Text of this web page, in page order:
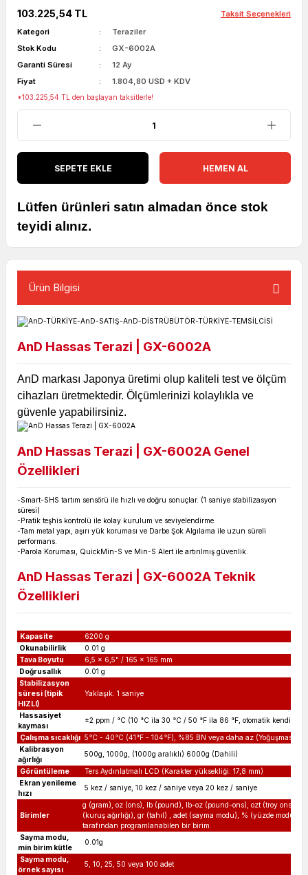
103.225,54 TL
Taksit Seçenekleri
Kategori
Teraziler
Stok Kodu
GX-6002A
Garanti Süresi
12 Ay
Fiyat
1.804,80 USD + KDV
*103.225,54 TL den başlayan taksitlerle!
SEPETE EKLE HEMEN AL
Lütfen ürünleri satın almadan önce stok
teyidi alınız.
Ürün Bilgisi
AnD Hassas Terazi | GX-6002A
AnD markası Japonya üretimi olup kaliteli test ve ölçüm
cihazları üretmektedir. Ölçümlerinizi kolaylıkla ve
güvenle yapabilirsiniz.
AnD Hassas Terazi | GX-6002A Genel
Özellikleri
-Smart-SHS tartım sensörü ile hızlı ve doğru sonuçlar. (1 saniye stabilizasyon
süresi)
-Pratik teşhis kontrolü ile kolay kurulum ve seviyelendirme.
-Tam metal yapı, aşırı yük koruması ve Darbe Şok Algılama ile uzun süreli
performans.
-Parola Koruması, QuickMin-S ve Min-S Alert ile artırılmış güvenlik.
AnD Hassas Terazi | GX-6002A Teknik
Özellikleri
Kapasite
6200 g
Okunabilirlik
0.01 g
Tava Boyutu
6,5 x 6,5" / 165 x 165 mm
Doğrusallık
0.01 g
Stabilizasyon
süresi (tipik
HIZLI)
Yaklaşık. 1 saniye
Hassasiyet
kayması
±2 ppm / °C (10 °C ila 30 °C / 50 °F ila 86 °F, otomatik kendi
Çalışma sıcaklığı 5°C - 40°C (41°F - 104°F), %85 BN veya daha az (Yoğuşmasız)
Kalibrasyon
ağırlığı
500g, 1000g, (1000g aralıklı) 6000g (Dahili)
Görüntüleme
Ters Aydınlatmalı LCD (Karakter yüksekliği: 17,8 mm)
Ekran yenileme
hızı
5 kez / saniye, 10 kez / saniye veya 20 kez / saniye
Birimler
g (gram), oz (ons), lb (pound), lb-oz (pound-ons), ozt (troy ons), ct
(kuruş ağırlığı), gr (tahıl) , adet (sayma modu), % (yüzde modu),
tarafından programlanabilen bir birim.
Sayma modu,
min birim kütle
0.01g
Sayma modu,
örnek sayısı
5, 10, 25, 50 veya 100 adet